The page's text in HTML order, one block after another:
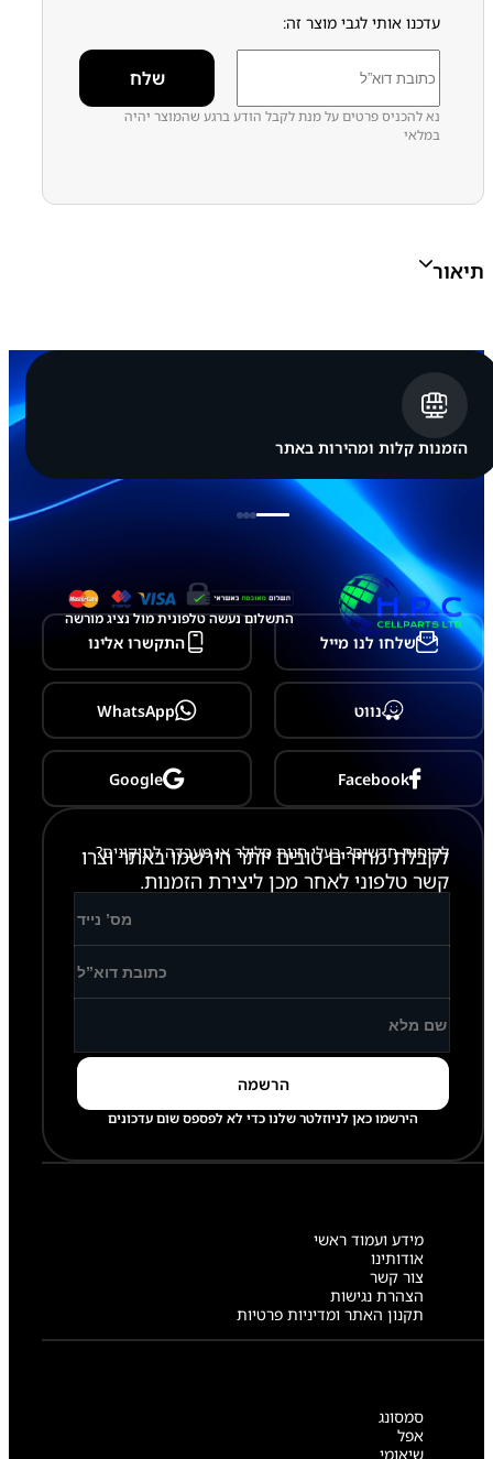
עדכנו אותי לגבי מוצר זה:
נא להכניס פרטים על מנת לקבל הודע ברגע שהמוצר יהיה
במלאי
תיאור
הזמנות קלות ומהירות באתר
התשלום נעשה טלפונית מול נציג מורשה
שלחו לנו מייל התקשרו אלינו
נווט WhatsApp
Facebook
Google
לקוחות חדשים? בעלי חנות סלולר או מעבדה לתיקונים?
לקבלת מחירים טובים יותר הירשמו באתר וצרו
קשר טלפוני לאחר מכן ליצירת הזמנות.
הירשמו כאן לניוזלטר שלנו כדי לא לפספס שום עדכונים
מידע ועמוד ראשי
אודותינו
צור קשר
הצהרת נגישות
תקנון האתר ומדיניות פרטיות
סמסונג
אפל
שיאומי